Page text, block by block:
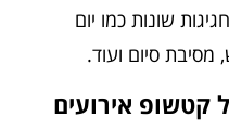
שונות כמו יום
מסיבת סיום ועוד.
קטשופ אירועים